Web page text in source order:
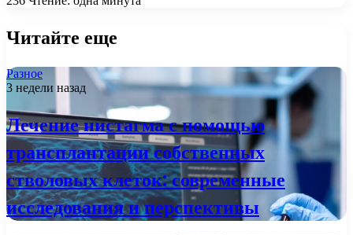
Читайте еще
Разное
3 недели назад
Лечение нистагма с помощью
трансплантации собственных
стволовых клеток: современные
исследования и перспективы